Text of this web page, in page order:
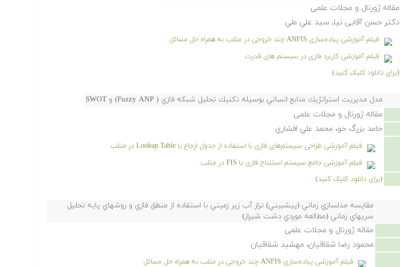
مقاله ژورنال و مجلات علمی
دکتر حسن آقايی نيا, سيد علي ملي
فیلم آموزشی پیاده‌سازی ANFIS چند خروجی در متلب به همراه حل مسائل
فیلم آموزشی کاربرد فازی در سیستم های قدرت
(برای دانلود کلیک کنید)
مدل مديريت استراتژيك منابع انساني بوسيله تكنيك تحليل شبكه فازي ( Fuzzy ANP) و SWOT
مقاله ژورنال و مجلات علمی
حامد بزرگ خو، محمد علي افشاري
فیلم آموزشی طراحی سیستم‌های فازی با استفاده از جدول ارجاع یا Lookup Table در متلب
فیلم آموزشی جامع سیستم استنتاج فازی یا FIS در متلب
(برای دانلود کلیک کنید)
مقايسه مدلسازي زماني (پيشبيني) تراز آب زير زميني با استفاده از منطق فازي و روشهاي پايه تحليل
سريهاي زماني (مطالعه موردي دشت شيراز)
مقاله ژورنال و مجلات علمی
محمود رضا شقاقيان، مهشيد شقاقيان
فیلم آموزشی پیاده‌سازی ANFIS چند خروجی در متلب به همراه حل مسائل